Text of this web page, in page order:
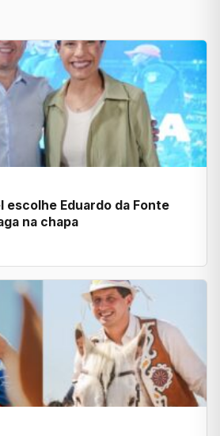
escolhe Eduardo da Fonte
na chapa